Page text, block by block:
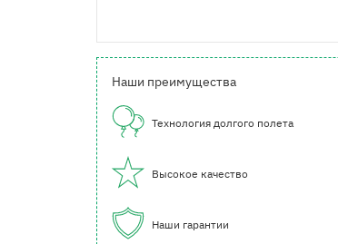
Наши преимущества
Технология долгого полета
Высокое качество
Наши гарантии